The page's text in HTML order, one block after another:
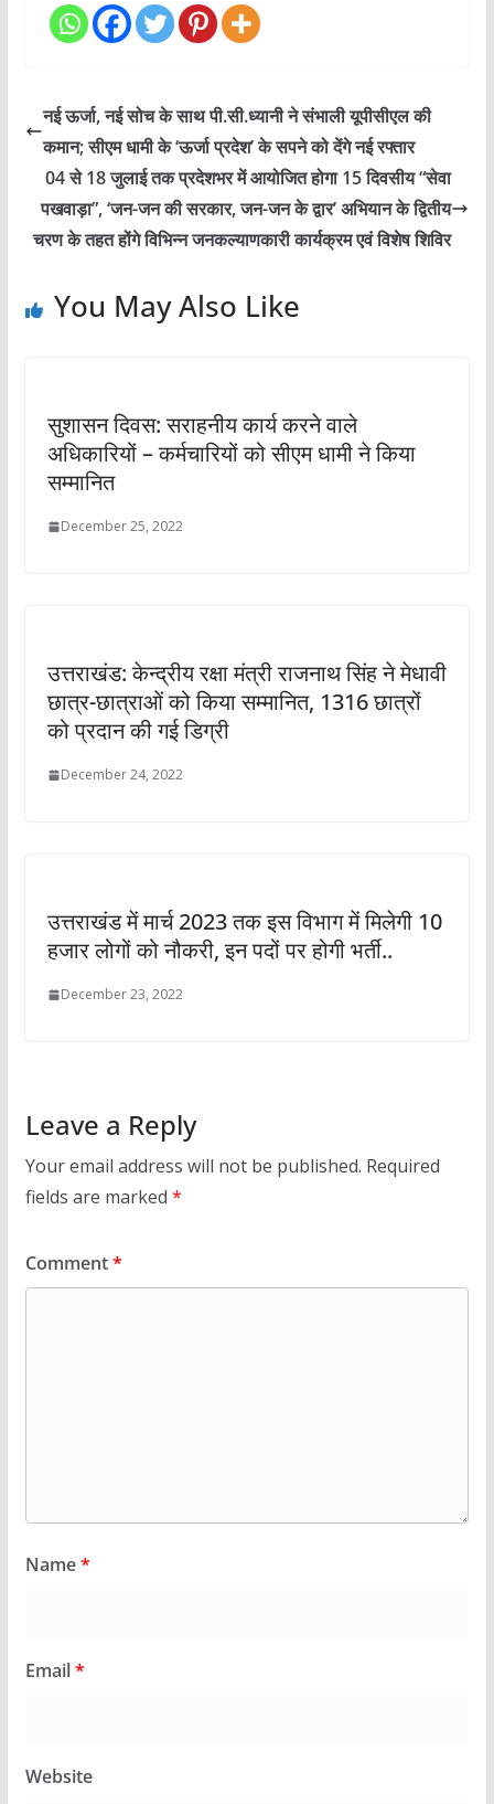
नई ऊर्जा, नई सोच के साथ पी.सी.ध्यानी ने संभाली यूपीसीएल की
कमान; सीएम धामी के ‘ऊर्जा प्रदेश’ के सपने को देंगे नई रफ्तार
04 से 18 जुलाई तक प्रदेशभर में आयोजित होगा 15 दिवसीय “सेवा
पखवाड़ा”, ‘जन-जन की सरकार, जन-जन के द्वार’ अभियान के द्वितीय
चरण के तहत होंगे विभिन्न जनकल्याणकारी कार्यक्रम एवं विशेष शिविर
You May Also Like
सुशासन दिवस: सराहनीय कार्य करने वाले
अधिकारियों – कर्मचारियों को सीएम धामी ने किया
सम्मानित
December 25, 2022
उत्तराखंड: केन्द्रीय रक्षा मंत्री राजनाथ सिंह ने मेधावी
छात्र-छात्राओं को किया सम्मानित, 1316 छात्रों
को प्रदान की गई डिग्री
December 24, 2022
उत्तराखंड में मार्च 2023 तक इस विभाग में मिलेगी 10
हजार लोगों को नौकरी, इन पदों पर होगी भर्ती..
December 23, 2022
Leave a Reply
Your email address will not be published. Required
fields are marked *
Comment*
Name*
Email*
Website